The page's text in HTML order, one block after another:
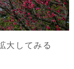
大してみる